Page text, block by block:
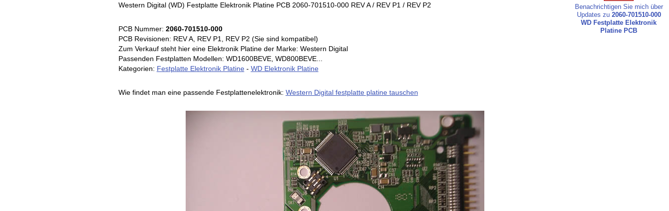
Western Digital (WD) Festplatte Elektronik Platine PCB 2060-701510-000 REV A / REV P1 / REV P2
PCB Nummer: 2060-701510-000
PCB Revisionen: REV A, REV P1, REV P2 (Sie sind kompatibel)
Zum Verkauf steht hier eine Elektronik Platine der Marke: Western Digital
Passenden Festplatten Modellen: WD1600BEVE, WD800BEVE...
Kategorien: Festplatte Elektronik Platine- WD Elektronik Platine
Wie findet man eine passende Festplattenelektronik: Western Digital festplatte platine tauschen
Benachrichtigen Sie mich über
Updates zu 2060-701510-000
WD Festplatte Elektronik
Platine PCB